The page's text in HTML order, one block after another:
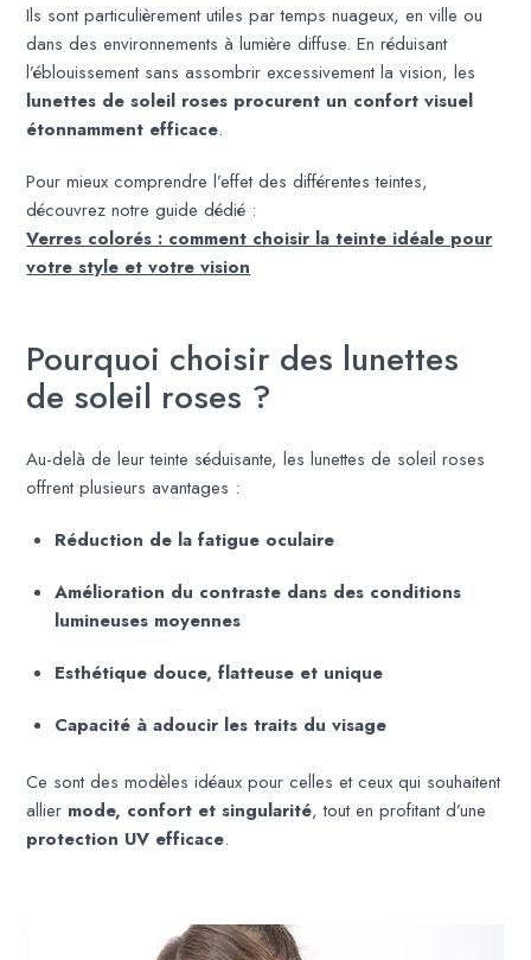
Ils sont particulièrement utiles par temps nuageux, en ville ou
dans des environnements à lumière diffuse. En réduisant
l’éblouissement sans assombrir excessivement la vision, les
lunettes de soleil roses procurent un confort visuel
étonnamment efficace.
Pour mieux comprendre l’effet des différentes teintes,
découvrez notre guide dédié :
Verres colorés : comment choisir la teinte idéale pour
votre style et votre vision
Pourquoi choisir des lunettes
de soleil roses ?
Au-delà de leur teinte séduisante, les lunettes de soleil roses
offrent plusieurs avantages :
Réduction de la fatigue oculaire
Amélioration du contraste dans des conditions
lumineuses moyennes
Esthétique douce, flatteuse et unique
Capacité à adoucir les traits du visage
Ce sont des modèles idéaux pour celles et ceux qui souhaitent
allier mode, confort et singularité, tout en profitant d’une
protection UV efficace.